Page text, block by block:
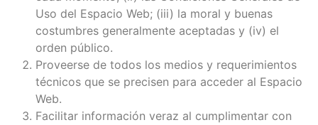
Uso del Espacio Web; (iii) la moral y buenas
costumbres generalmente aceptadas y (iv) el
orden público.
Proveerse de todos los medios y requerimientos
técnicos que se precisen para acceder al Espacio
Web.
Facilitar información veraz al cumplimentar con